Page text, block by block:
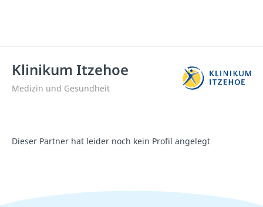
Klinikum Itzehoe
Medizin und Gesundheit
Dieser Partner hat leider noch kein Profil angelegt